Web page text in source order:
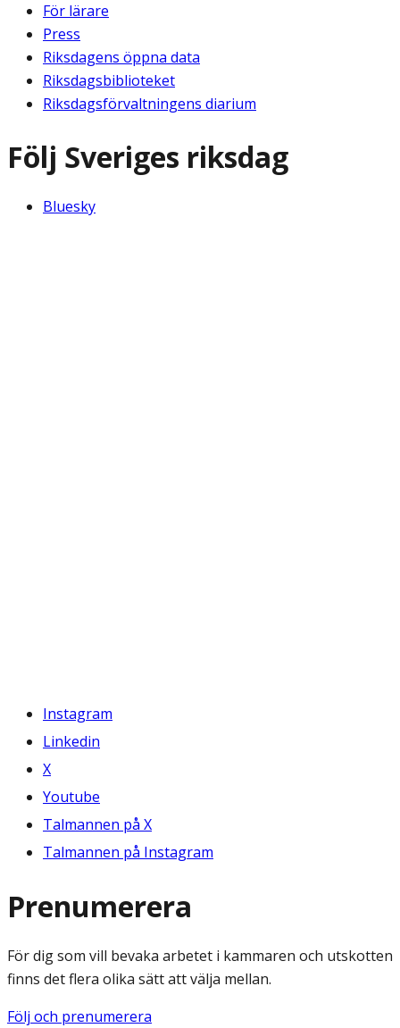
För lärare
Press
Riksdagens öppna data
Riksdagsbiblioteket
Riksdagsförvaltningens diarium
Följ Sveriges riksdag
Bluesky
Instagram
Linkedin
X
Youtube
Talmannen på X
Talmannen på Instagram
Prenumerera
För dig som vill bevaka arbetet i kammaren och utskotten
finns det flera olika sätt att välja mellan.
Följ och prenumerera